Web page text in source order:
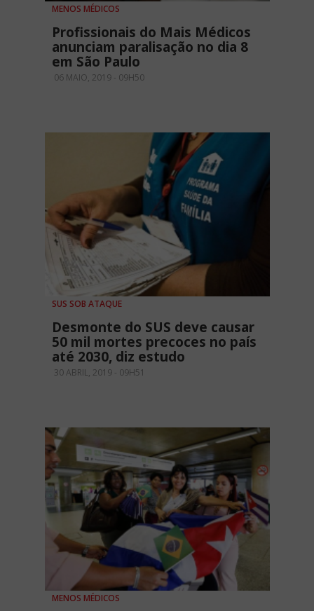
MENOS MÉDICOS
Profissionais do Mais Médicos
anunciam paralisação no dia 8
em São Paulo
06 MAIO, 2019 - 09H50
SUS SOB ATAQUE
Desmonte do SUS deve causar
50 mil mortes precoces no país
até 2030, diz estudo
30 ABRIL, 2019 - 09H51
MENOS MÉDICOS